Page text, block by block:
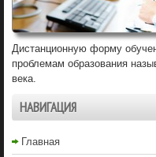
Дистанционную форму
проблемам образования
века.
НАВИГАЦИЯ
Главная